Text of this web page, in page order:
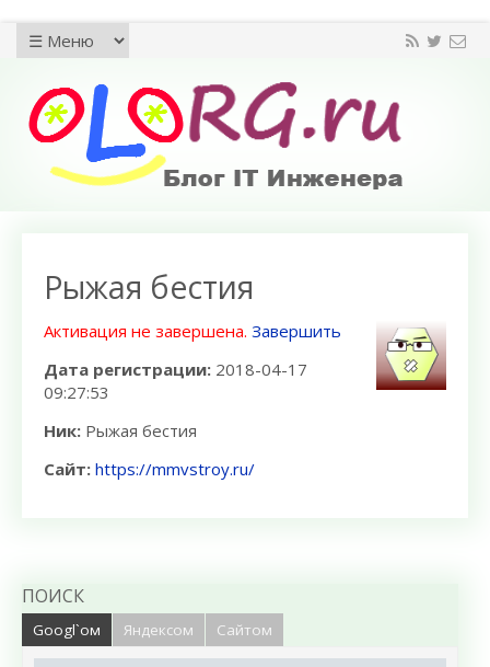
Рыжая бестия
Активация не завершена. Завершить
Дата регистрации: 2018-04-17
09:27:53
Ник: Рыжая бестия
Сайт: https://mmvstroy.ru/
ПОИСК
Googl`ом Яндексом Сайтом